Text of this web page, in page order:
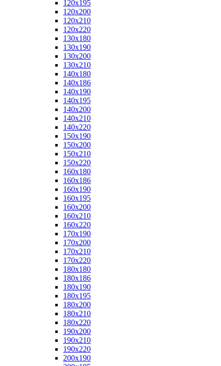
120x195
120x200
120x210
120x220
130x180
130x190
130x200
130x210
140x180
140x186
140x190
140x195
140x200
140x210
140x220
150x190
150x200
150x210
150x220
160x180
160x186
160x190
160x195
160x200
160x210
160x220
170x190
170x200
170x210
170x220
180x180
180x186
180x190
180x195
180x200
180x210
180x220
190x200
190x210
190x220
200x190